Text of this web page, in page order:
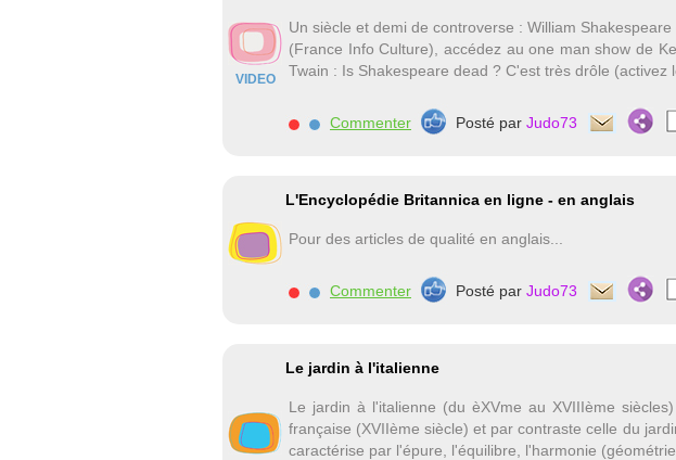
VIDEO
Un siècle et demi de controverse : William
(France Info Culture), accédez au one man show de
Twain : Is Shakespeare dead ? C'est très drôle (activez
Commenter Posté par Judo73
L'Encyclopédie Britannica en ligne - en anglais
Pour des articles de qualité en anglais...
Commenter Posté par Judo73
Le jardin à l'italienne
Le jardin à l'italienne (du èXVme au XVIIIème
française (XVIIème siècle) et par contraste celle du
caractérise par l'épure, l'équilibre, l'harmonie